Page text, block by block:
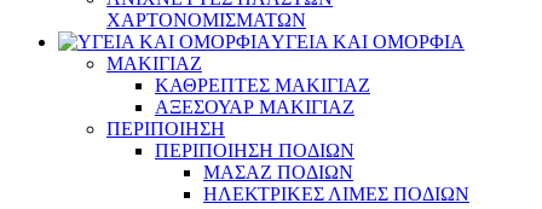
ΧΑΡΤΟΝΟΜΙΣΜΑΤΩΝ
ΥΓΕΙΑ ΚΑΙ ΟΜΟΡΦΙΑ
ΜΑΚΙΓΙΑΖ
ΚΑΘΡΕΠΤΕΣ ΜΑΚΙΓΙΑΖ
ΑΞΕΣΟΥΑΡ ΜΑΚΙΓΙΑΖ
ΠΕΡΙΠΟΙΗΣΗ
ΠΕΡΙΠΟΙΗΣΗ ΠΟΔΙΩΝ
ΜΑΣΑΖ ΠΟΔΙΩΝ
ΗΛΕΚΤΡΙΚΕΣ ΛΙΜΕΣ ΠΟΔΙΩΝ